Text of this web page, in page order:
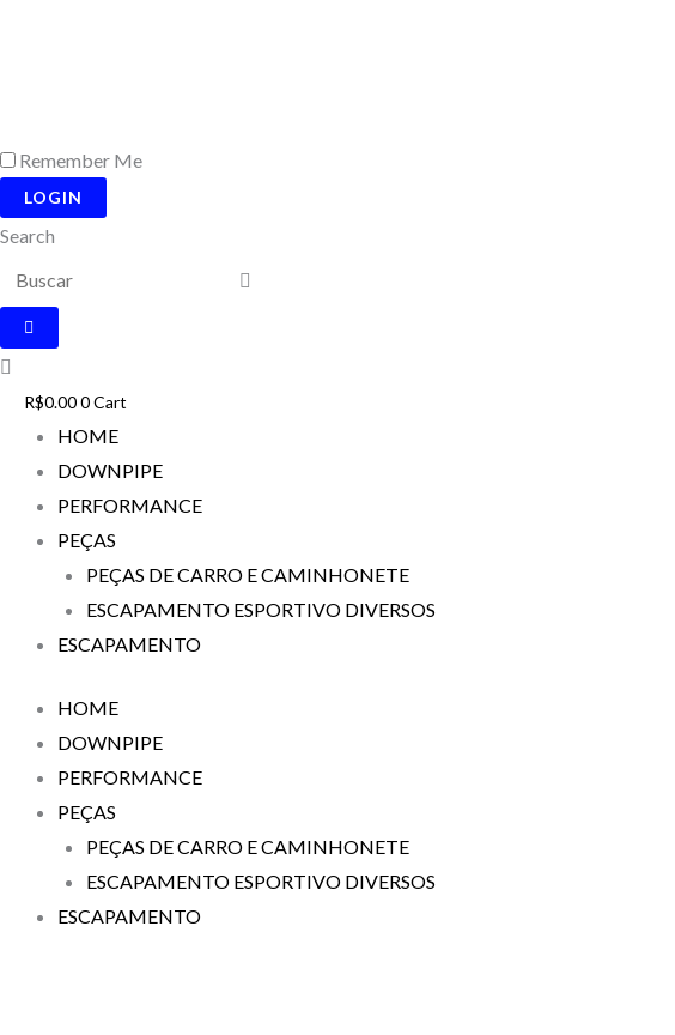
Remember Me
LOGIN
Search
R$0.000Cart
HOME
DOWNPIPE
PERFORMANCE
PEÇAS
PEÇAS DE CARRO E CAMINHONETE
ESCAPAMENTO ESPORTIVO DIVERSOS
ESCAPAMENTO
HOME
DOWNPIPE
PERFORMANCE
PEÇAS
PEÇAS DE CARRO E CAMINHONETE
ESCAPAMENTO ESPORTIVO DIVERSOS
ESCAPAMENTO